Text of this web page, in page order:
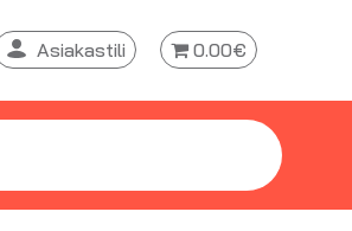
Asiakastili 0.00€